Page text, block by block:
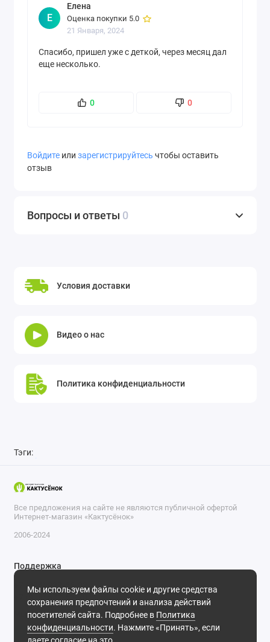
Е
Елена
Оценка покупки 5.0
21 Января, 2024
Спасибо, пришел уже с деткой, через месяц дал
еще несколько.
0 0
Войдите или зарегистрируйтесь чтобы оставить
отзыв
Вопросы и ответы 0
Условия доставки
Видео о нас
Политика конфиденциальности
Тэги:
Мы используем файлы cookie и другие средства
сохранения предпочтений и анализа действий
посетителей сайта. Подробнее в Политика
конфиденциальности. Нажмите «Принять», если
Все предложения на сайте не являются публичной офертой
Интернет-магазин «Кактусёнок»
2006-2024
Поддержка
+7 (804) 333-66-32
+7 (918) 570-63-70
Мы в сети